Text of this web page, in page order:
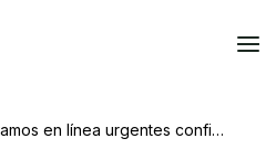
Préstamos en línea urgentes confiables y rápidos en México